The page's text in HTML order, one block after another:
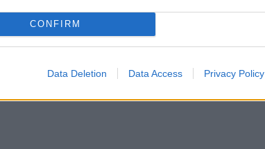
CONFIRM
Data Deletion Data Access Privacy Policy